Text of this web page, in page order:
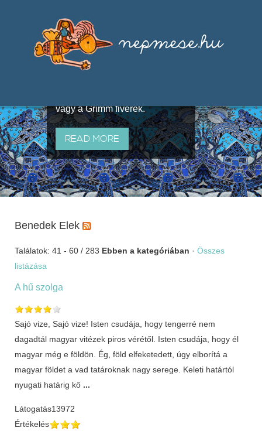
útján terjedő elbeszélésekből,
melyeket olyan ismert gyűjtők
állítottak össze, mint Benedek
vagy a Grimm fivérek.
READ MORE
Benedek Elek
Találatok: 41 - 60 / 283 Ebben a kategóriában · Összes
listázása
A hű szolga
Sajó vize, Sajó vize! Isten csudája, hogy tengerré nem
dagadtál magyar vitézek piros vérétől. Isten csudája, hogy él
magyar még e földön. Ég, föld elfeketedett, úgy elborítá a
magyar földet a vad tatároknak nagy serege. Keleti határtól
nyugati határig kő ...
Látogatás13972
Értékelés